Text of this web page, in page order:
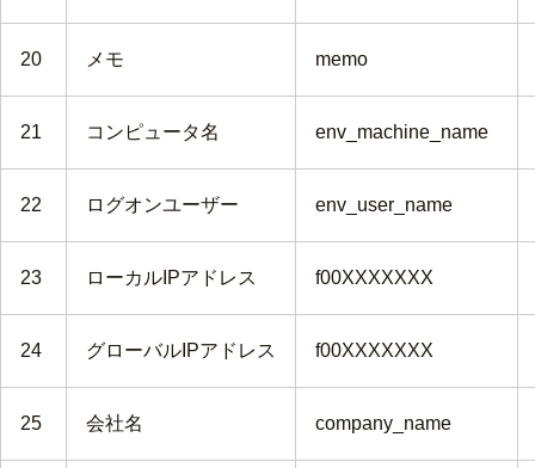
20 メモ memo
21 コンピュータ名 env_machine_name
22 ログオンユーザー env_user_name
23 ローカルIPアドレス f00XXXXXXX
24 グローバルIPアドレス f00XXXXXXX
25 会社名 company_name